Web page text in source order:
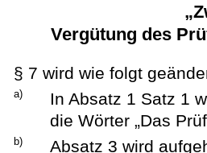
Vergütung des
§ 7 wird wie folgt
a)
In Absatz 1 Satz 1
die Wörter „Das
b) Absatz 3 wird